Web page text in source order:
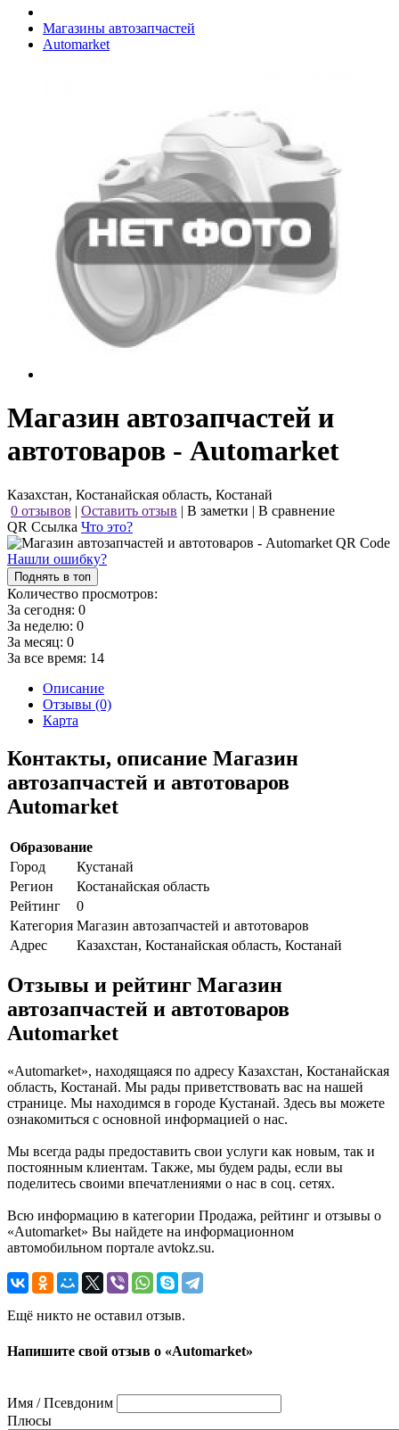
Магазины автозапчастей
Automarket
Магазин автозапчастей и
автотоваров - Automarket
Казахстан, Костанайская область, Костанай
0 отзывов | Оставить отзыв | В заметки | В сравнение
QR Ссылка Что это?
Нашли ошибку?
Поднять в топ
Количество просмотров:
За сегодня: 0
За неделю: 0
За месяц: 0
За все время: 14
Описание
Отзывы (0)
Карта
Контакты, описание Магазин
автозапчастей и автотоваров
Automarket
Образование
Город
Кустанай
Регион
Костанайская область
Рейтинг
0
Категория Магазин автозапчастей и автотоваров
Адрес
Казахстан, Костанайская область, Костанай
Отзывы и рейтинг Магазин
автозапчастей и автотоваров
Automarket
«Automarket», находящаяся по адресу Казахстан, Костанайская
область, Костанай. Мы рады приветствовать вас на нашей
странице. Мы находимся в городе Кустанай. Здесь вы можете
ознакомиться с основной информацией о нас.
Мы всегда рады предоставить свои услуги как новым, так и
постоянным клиентам. Также, мы будем рады, если вы
поделитесь своими впечатлениями о нас в соц. сетях.
Всю информацию в категории Продажа, рейтинг и отзывы о
«Automarket» Вы найдете на информационном
автомобильном портале avtokz.su.
Ещё никто не оставил отзыв.
Напишите свой отзыв о «Automarket»
Имя / Псевдоним
Плюсы